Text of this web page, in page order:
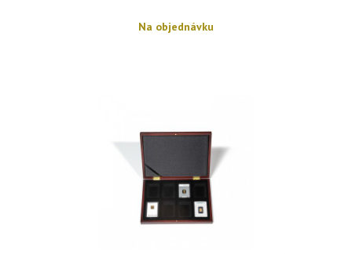
Na objednávku